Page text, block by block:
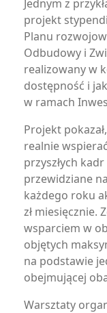
Jednym z
projekt
Planu
Odbudowy i
realizowany w
dostępność i
w ramach
Projekt
realnie
przyszłych
przewidziane
każdego roku
zł miesięcznie.
wsparciem w
objętych
na podstawie
obejmującej
Warsztaty